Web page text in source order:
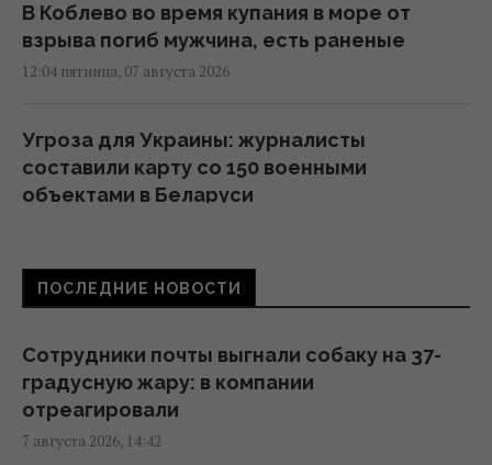
В Коблево во время купания в море от
взрыва погиб мужчина, есть раненые
12:04 пятница, 07 августа 2026
Угроза для Украины: журналисты
составили карту со 150 военными
объектами в Беларуси
Жирная цель: в Крыму уничтожен
11:00 пятница, 07 августа 2026
Адвокат поставил под сомнение
беспристрастность антикоррупционной
ПОСЛЕДНИЕ НОВОСТИ
Сотрудники почты выгнали собаку на 37-
градусную жару: в компании
отреагировали
7 августа 2026, 14:42